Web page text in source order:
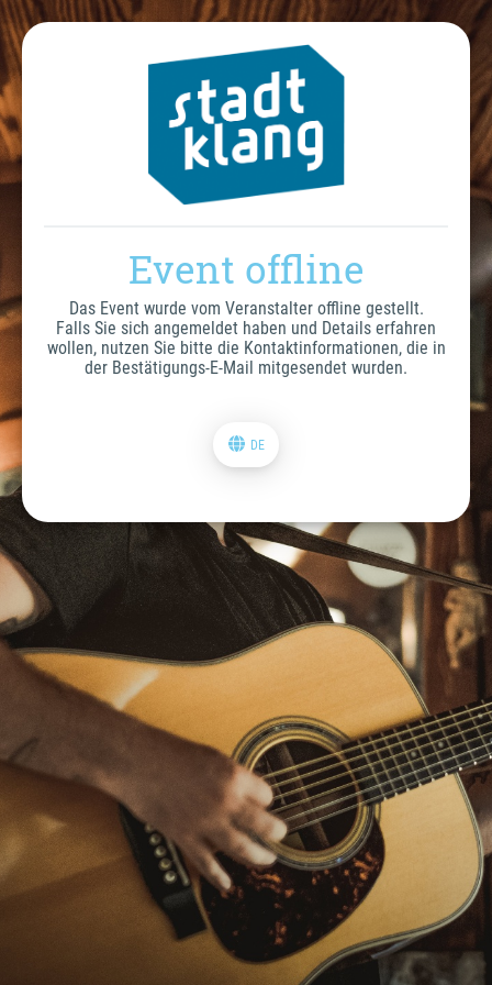
Event offline
Das Event wurde vom Veranstalter offline gestellt.
Falls Sie sich angemeldet haben und Details erfahren
wollen, nutzen Sie bitte die Kontaktinformationen, die in
der Bestätigungs-E-Mail mitgesendet wurden.
DE